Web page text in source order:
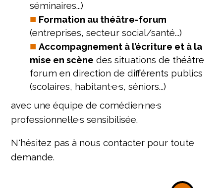
séminaires...)
Formation au théâtre-forum
(entreprises, secteur social/santé...)
Accompagnement à l’écriture et à la
mise en scène des situations de théâtre
forum en direction de différents publics
(scolaires, habitant·e·s, séniors...)
avec une équipe de comédien·ne·s
professionnel·le·s sensibilisée.
N'hésitez pas à nous contacter pour toute
demande.